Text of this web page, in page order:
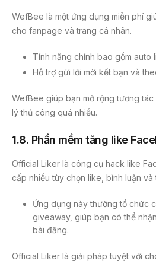
WefBee là một ứng dụng miễn phí
cho fanpage và trang cá nhân.
Tính năng chính bao gồm auto
Hỗ trợ gửi lời mời kết bạn và
WefBee giúp bạn mở rộng tương
lý thủ công quá nhiều.
1.8. Phần mềm tăng like
Official Liker là công cụ hack like
cấp nhiều tùy chọn like, bình luận và
Ứng dụng này thường tổ chức
giveaway, giúp bạn có thể
bài đăng.
Official Liker là giải pháp tuyệt vời